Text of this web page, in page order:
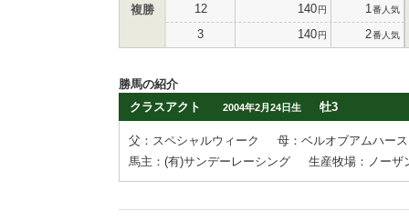
複勝 12 140円 1 番人気
3 140円 2番人気
勝馬の紹介
クラスアクト
2004年2月24日生 牡3
父：スペシャルウィーク
母：ベルオブアムハー
馬主：(有)サンデーレーシング
生産牧場：ノーザ